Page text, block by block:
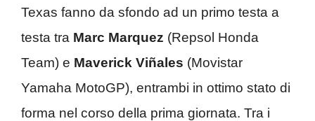
Texas fanno da sfondo ad un primo testa a
testa tra Marc Marquez (Repsol Honda
Team) e Maverick Viñales (Movistar
Yamaha MotoGP), entrambi in ottimo stato di
forma nel corso della prima giornata. Tra i